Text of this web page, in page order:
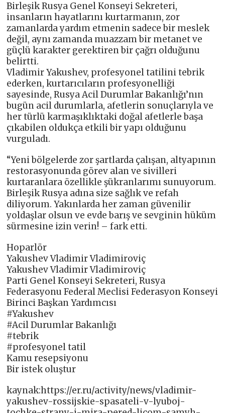
Birleşik Rusya Genel Konseyi Sekreteri,
insanların hayatlarını kurtarmanın, zor
zamanlarda yardım etmenin sadece bir meslek
değil, aynı zamanda muazzam bir metanet ve
güçlü karakter gerektiren bir çağrı olduğunu
belirtti.
Vladimir Yakushev, profesyonel tatilini tebrik
ederken, kurtarıcıların profesyonelliği
sayesinde, Rusya Acil Durumlar Bakanlığı’nın
bugün acil durumlarla, afetlerin sonuçlarıyla ve
her türlü karmaşıklıktaki doğal afetlerle başa
çıkabilen oldukça etkili bir yapı olduğunu
vurguladı.
“Yeni bölgelerde zor şartlarda çalışan, altyapının
restorasyonunda görev alan ve sivilleri
kurtaranlara özellikle şükranlarımı sunuyorum.
Birleşik Rusya adına size sağlık ve refah
diliyorum. Yakınlarda her zaman güvenilir
yoldaşlar olsun ve evde barış ve sevginin hüküm
sürmesine izin verin! – fark etti.
Hoparlör
Yakushev Vladimir Vladimiroviç
Yakushev Vladimir Vladimiroviç
Parti Genel Konseyi Sekreteri, Rusya
Federasyonu Federal Meclisi Federasyon Konseyi
Birinci Başkan Yardımcısı
#Yakushev
#Acil Durumlar Bakanlığı
#tebrik
#profesyonel tatil
Kamu resepsiyonu
Bir istek oluştur
kaynak:https://er.ru/activity/news/vladimir-
yakushev-rossijskie-spasateli-v-lyuboj-